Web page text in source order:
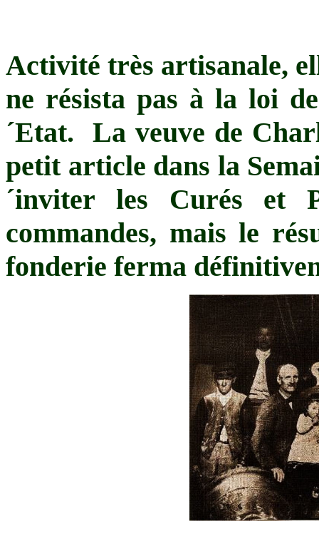
Activité très artisanale,
ne résista pas à la loi
´Etat. La veuve de
petit article dans la
´inviter les Curés et
commandes, mais le
fonderie ferma